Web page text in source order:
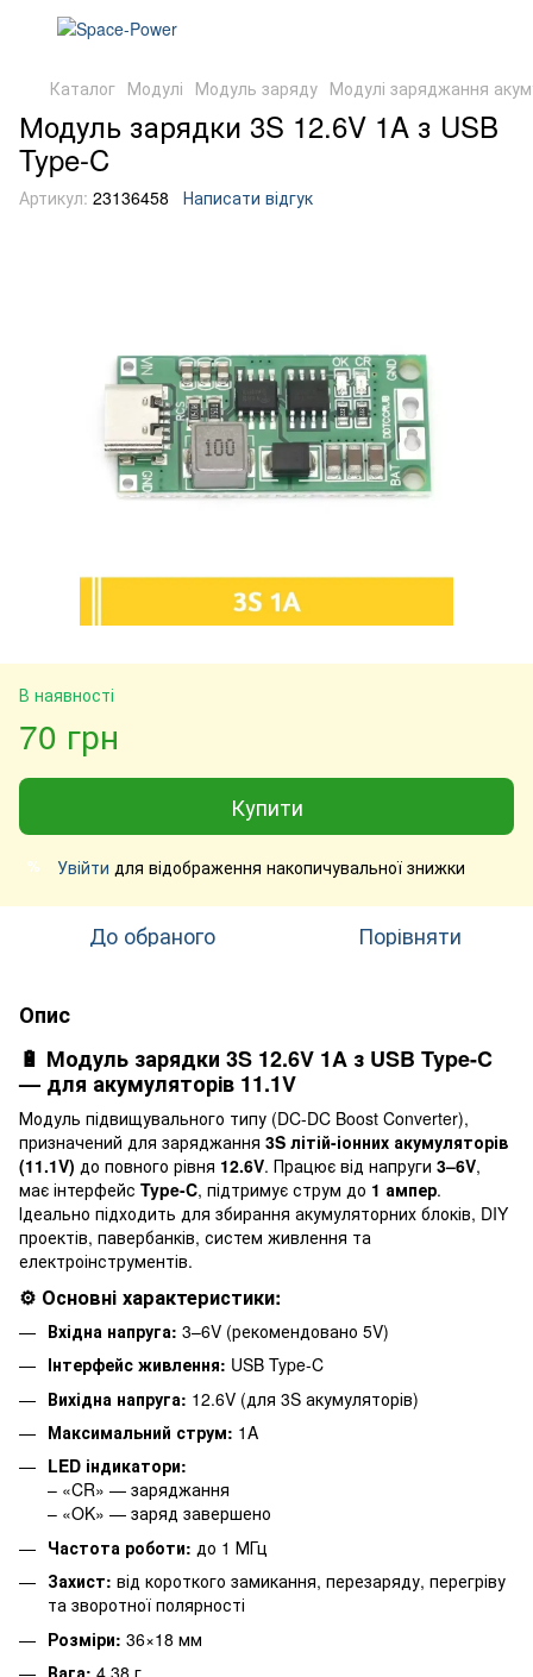
Каталог Модулі Модуль заряду Модулі заряджання
Модуль зарядки 3S 12.6V 1A з USB
Type-C
Артикул: 23136458 Написати відгук
В наявності
70 грн
Купити
% Увійти для відображення накопичувальної знижки
До обраного Порівняти
Опис
🔋 Модуль зарядки 3S 12.6V 1A з USB Type-C
— для акумуляторів 11.1V
Модуль підвищувального типу (DC-DC Boost Converter),
призначений для заряджання 3S літій-іонних акумуляторів
(11.1V) до повного рівня 12.6V. Працює від напруги 3–6V,
має інтерфейс Type-C, підтримує струм до 1 ампер.
Ідеально підходить для збирання акумуляторних блоків, DIY
проектів, павербанків, систем живлення та
електроінструментів.
⚙️ Основні характеристики:
Вхідна напруга: 3–6V (рекомендовано 5V)
Інтерфейс живлення: USB Type-C
Вихідна напруга: 12.6V (для 3S акумуляторів)
Максимальний струм: 1A
LED індикатори:
– «CR» — заряджання
– «OK» — заряд завершено
Частота роботи: до 1 МГц
Захист: від короткого замикання, перезаряду, перегріву
та зворотної полярності
Розміри: 36×18 мм
Вага: 4.38 г